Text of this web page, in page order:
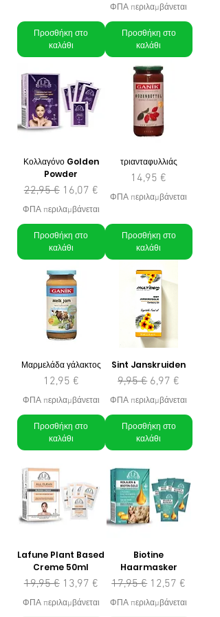
Προσθήκη στο
καλάθι
ΦΠΑ περιλαμβάνεται
Προσθήκη στο
καλάθι
Κολλαγόνο Golden
Powder
Κανονική τιμή
22,95 € Τιμή Έκπτωσης
16,07 €
ΦΠΑ περιλαμβάνεται
Προσθήκη στο
καλάθι
τριανταφυλλιάς
Τιμή
14,95 €
ΦΠΑ περιλαμβάνεται
Προσθήκη στο
καλάθι
Μαρμελάδα γάλακτος
Τιμή
12,95 €
ΦΠΑ περιλαμβάνεται
Προσθήκη στο
καλάθι
Sint Janskruiden
Κανονική τιμή
9,95 € Τιμή Έκπτωσης
6,97 €
ΦΠΑ περιλαμβάνεται
Προσθήκη στο
καλάθι
Lafune Plant Based
Creme 50ml
Κανονική τιμή
19,95 € Τιμή Έκπτωσης
13,97 €
ΦΠΑ περιλαμβάνεται
Biotine
Haarmasker
Κανονική τιμή
17,95 € Τιμή Έκπτωσης
12,57 €
ΦΠΑ περιλαμβάνεται